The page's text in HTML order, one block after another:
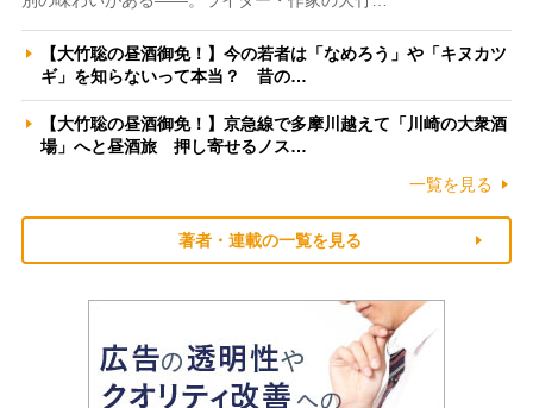
【大竹聡の昼酒御免！】今の若者は「なめろう」や「キヌカツ
ギ」を知らないって本当？ 昔の…
【大竹聡の昼酒御免！】京急線で多摩川越えて「川崎の大衆酒
場」へと昼酒旅 押し寄せるノス…
一覧を見る
著者・連載の一覧を見る